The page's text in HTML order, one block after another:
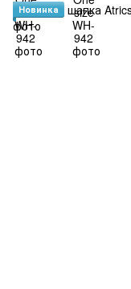
Новинка